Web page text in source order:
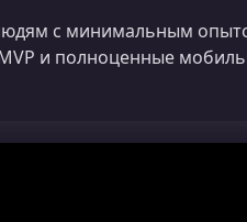
с минимальным
и полноценные